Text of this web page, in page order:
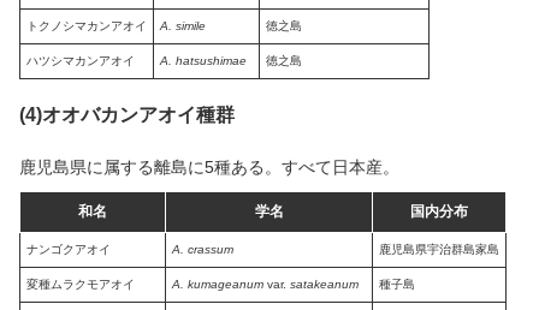
トクノシマカンアオイ A. simile 徳之島
ハツシマカンアオイ A. hatsushimae 徳之島
(4)オオバカンアオイ種群
鹿児島県に属する離島に5種ある。すべて日本産。
和名 学名 国内分布
ナンゴクアオイ A. crassum 鹿児島県宇治群島家島
変種ムラクモアオイ A. kumageanum var. satakeanum 種子島